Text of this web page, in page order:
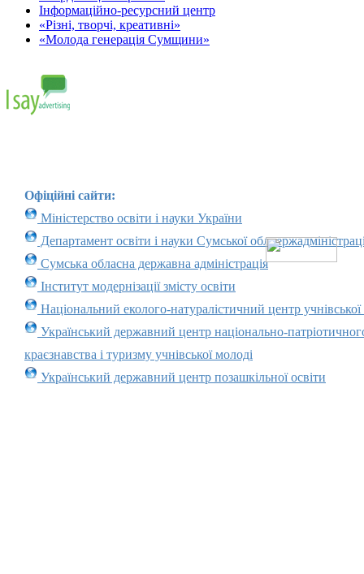
Інформаційно-ресурсний центр
«Різні, творчі, креативні»
«Молода генерація Сумщини»
Офіційні сайти:
Міністерство освіти і науки України
Департамент освіти і науки Сумської
Сумська обласна державна адміністрація
Інститут модернізації змісту освіти
Національний еколого-натуралістичний центр учнівської
Український державний центр національно-
краєзнавства і туризму учнівської молоді
Український державний центр позашкільної освіти